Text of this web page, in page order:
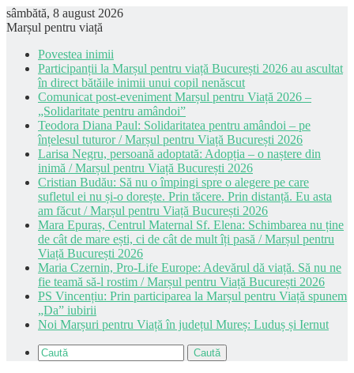
sâmbătă, 8 august 2026
Marșul pentru viață
Povestea inimii
Participanții la Marșul pentru viață București 2026 au ascultat
în direct bătăile inimii unui copil nenăscut
Comunicat post-eveniment Marșul pentru Viață 2026 –
„Solidaritate pentru amândoi”
Teodora Diana Paul: Solidaritatea pentru amândoi – pe
înțelesul tuturor / Marșul pentru Viață București 2026
Larisa Negru, persoană adoptată: Adopția – o naștere din
inimă / Marșul pentru Viață București 2026
Cristian Budău: Să nu o împingi spre o alegere pe care
sufletul ei nu și-o dorește. Prin tăcere. Prin distanță. Eu asta
am făcut / Marșul pentru Viață București 2026
Mara Epuraș, Centrul Maternal Sf. Elena: Schimbarea nu ține
de cât de mare ești, ci de cât de mult îți pasă / Marșul pentru
Viață București 2026
Maria Czernin, Pro-Life Europe: Adevărul dă viață. Să nu ne
fie teamă să-l rostim / Marșul pentru Viață București 2026
PS Vincențiu: Prin participarea la Marșul pentru Viață spunem
„Da” iubirii
Noi Marșuri pentru Viață în județul Mureș: Luduș și Iernut
Caută